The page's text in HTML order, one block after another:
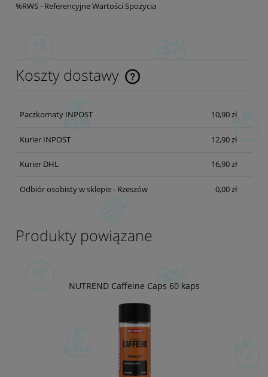
%RWS - Referencyjne Wartości Spożycia
Koszty dostawy
Cena nie zawiera ewentualnych kosztów płatności
Paczkomaty INPOST 10,90 zł
Kurier INPOST 12,90 zł
Kurier DHL 16,90 zł
Odbiór osobisty w sklepie - Rzeszów 0,00 zł
Produkty powiązane
NUTREND Caffeine Caps 60 kaps